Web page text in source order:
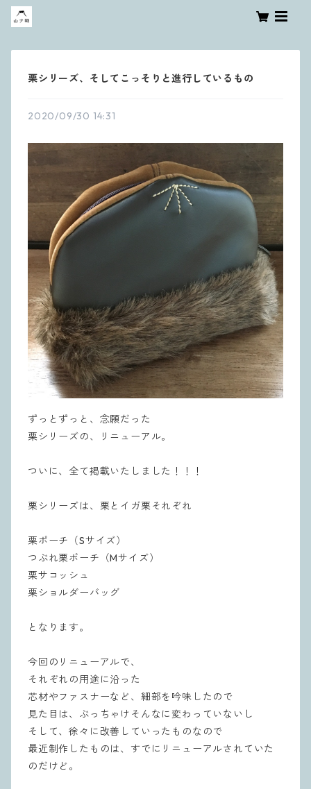
栗シリーズ、そしてこっそりと進行しているもの
2020/09/30 14:31
ずっとずっと、念願だった
栗シリーズの、リニューアル。
ついに、全て掲載いたしました！！！
栗シリーズは、栗とイガ栗それぞれ
栗ポーチ（Sサイズ）
つぶれ栗ポーチ（Mサイズ）
栗サコッシュ
栗ショルダーバッグ
となります。
今回のリニューアルで、
それぞれの用途に沿った
芯材やファスナーなど、細部を吟味したので
見た目は、ぶっちゃけそんなに変わっていないし
そして、徐々に改善していったものなので
最近制作したものは、すでにリニューアルされていた
のだけど。